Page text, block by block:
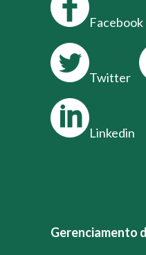
Facebook
Twitter
Linkedin
Gerenciamento